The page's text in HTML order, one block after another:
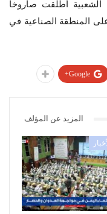
الشعبية أطلقت صاروخاً
على المنطقة الصناعية في
Google+
المزيد عن المؤلف